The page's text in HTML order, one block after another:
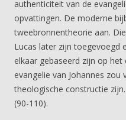
authenticiteit van de
opvattingen. De moderne
tweebronnentheorie aan.
Lucas later zijn toegevoegd
elkaar gebaseerd zijn op
evangelie van Johannes
theologische constructie
(90-110).